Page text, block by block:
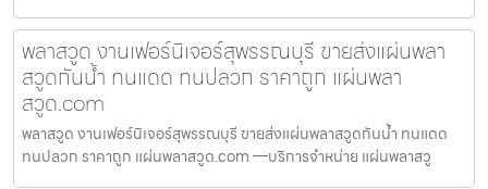
พลาสวูด งานเฟอร์นิเจอร์สุพรรณบุรี ขายส่งแผ่นพลา
สวูดกันน้ำ ทนแดด ทนปลวก ราคาถูก แผ่นพลา
สวูด.com
พลาสวูด งานเฟอร์นิเจอร์สุพรรณบุรี ขายส่งแผ่นพลาสวูดกันน้ำ ทนแดด
ทนปลวก ราคาถูก แผ่นพลาสวูด.com —บริการจำหน่าย แผ่นพลาสวู